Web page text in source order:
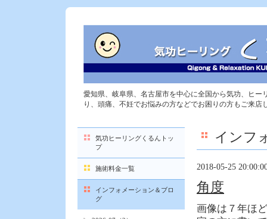
愛知県、岐阜県、名古屋市を中心に全国から気功、ヒー
り、頭痛、不妊でお悩みの方などでお困りの方もご来店
インフ
2018-05-25
角度
画像は７年ほ
気功ヒーリングくるんトッ
プ
施術料金一覧
インフォメーション＆ブロ
グ